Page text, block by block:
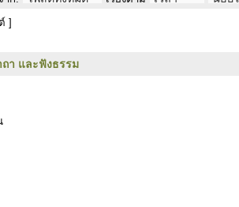
]
า และฟังธรรม